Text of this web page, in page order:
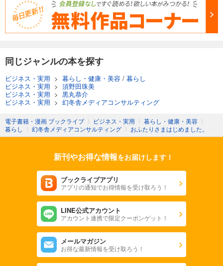
同じジャンルの本を探す
ビジネス・実用 > 暮らし・健康・美容 / 暮らし
ビジネス・実用 > 須野田珠美
ビジネス・実用 > 黒丸恭介
ビジネス・実用 > 幻冬舎メディアコンサルティング
電子書籍・漫画 ブックライブ 〉 ビジネス・実用 〉 暮らし・健康・美容 〉
暮らし 〉 幻冬舎メディアコンサルティング 〉 おふたりさまはじめました。
新刊やお得な情報をお届けします！
ブックライブアプリ
アプリの通知でお得情報を受け取ろう！
LINE公式アカウント
アカウント連携で限定クーポンゲット！
メールマガジン
お得な最新情報を受け取ろう！